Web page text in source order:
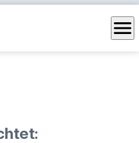
menu